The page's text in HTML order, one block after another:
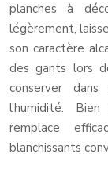
planches à
légèrement,
son caractère
des gants lors
conserver
l’humidité.
remplace
blanchissants